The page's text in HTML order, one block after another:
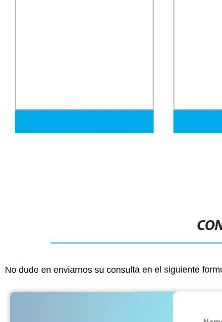
No dude en enviarnos su consulta en el siguiente